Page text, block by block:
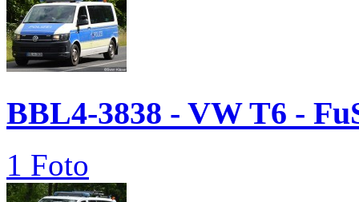
BBL4-3838 - VW T6 -
1 Foto